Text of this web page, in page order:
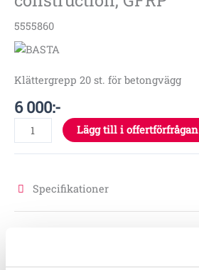
5555860
Klättergrepp 20 st. för betongvägg
6 000:-
mängd
Lägg till i offertförfrågan
Specifikationer